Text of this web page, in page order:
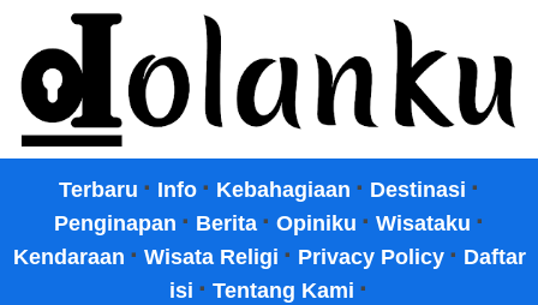
Terbaru · Info · Kebahagiaan · Destinasi ·
Penginapan · Berita · Opiniku · Wisataku ·
Kendaraan · Wisata Religi · Privacy Policy · Daftar
isi · Tentang Kami ·